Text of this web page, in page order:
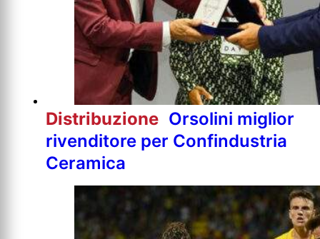
Distribuzione Orsolini miglior
rivenditore per Confindustria
Ceramica